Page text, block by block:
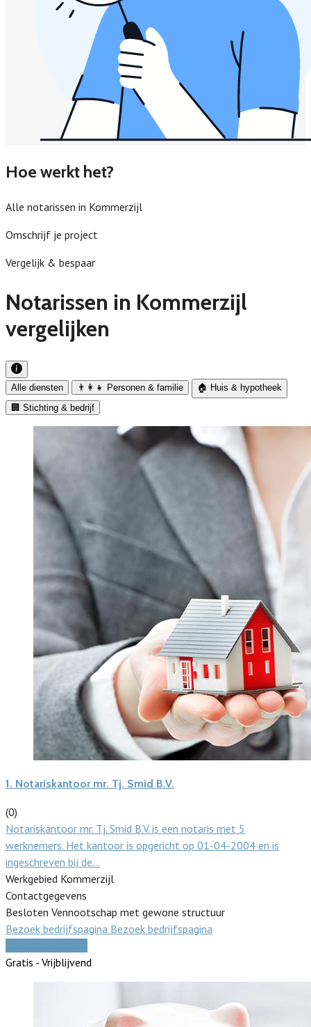
Hoe werkt het?
Alle notarissen in Kommerzijl
Omschrijf je project
Vergelijk & bespaar
Notarissen in Kommerzijl
vergelijken
Alle diensten 👨‍👩‍👧 Personen & familie
🏠 Huis & hypotheek
🏢 Stichting & bedrijf
1. Notariskantoor mr. Tj. Smid B.V.
(0)
Notariskantoor mr. Tj. Smid B.V. is een notaris met 5
werknemers. Het kantoor is opgericht op 01-04-2004 en is
ingeschreven bij de…
Werkgebied Kommerzijl
Contactgegevens
Besloten Vennootschap met gewone structuur
Bezoek bedrijfspagina Bezoek bedrijfspagina
Gratis - Vrijblijvend